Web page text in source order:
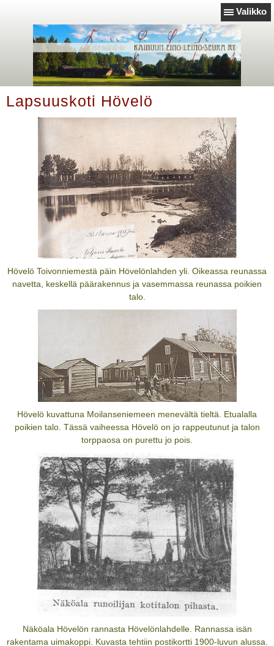
Valikko
Lapsuuskoti Hövelö
Hövelö Toivonniemestä päin Hövelönlahden yli. Oikeassa reunassa
navetta, keskellä päärakennus ja vasemmassa reunassa poikien
talo.
Hövelö kuvattuna Moilanseniemeen menevältä tieltä. Etualalla
poikien talo. Tässä vaiheessa Hövelö on jo rappeutunut ja talon
torppaosa on purettu jo pois.
Näköala Hövelön rannasta Hövelönlahdelle. Rannassa isän
rakentama uimakoppi. Kuvasta tehtiin postikortti 1900-luvun alussa.